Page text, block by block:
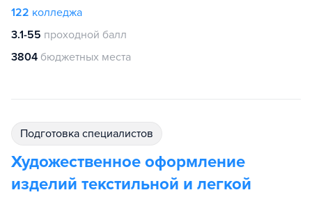
122 колледжа
3.1-55 проходной балл
3804 бюджетных места
подготовка специалистов
Художественное оформление
изделий текстильной и легкой